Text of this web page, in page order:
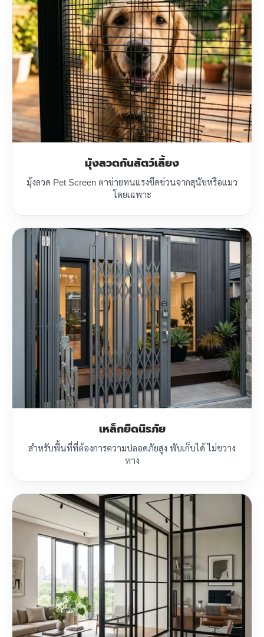
มุ้งลวดกันสัตว์เลี้ยง
มุ้งลวด Pet Screen ตาข่ายทนแรงขีดข่วนจากสุนัขหรือแมว
โดยเฉพาะ
เหล็กยืดนิรภัย
สำหรับพื้นที่ที่ต้องการความปลอดภัยสูง พับเก็บได้ ไม่ขวาง
ทาง